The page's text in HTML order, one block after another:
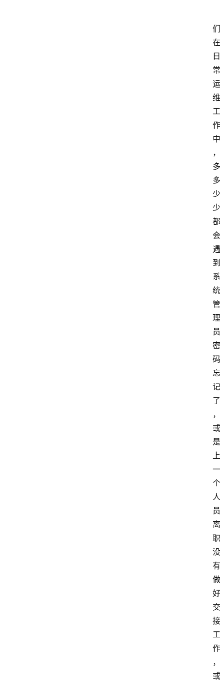
们
在
日
常
运
维
工
作
中
，
多
多
少
少
都
会
遇
到
系
统
管
理
员
密
码
忘
记
了
，
或
是
上
一
个
人
员
离
职
没
有
做
好
交
接
工
作
，
或